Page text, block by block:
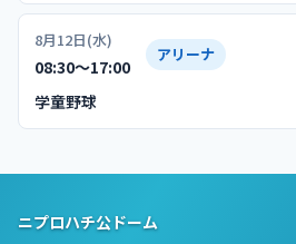
8月12日(水)
08:30〜17:00
アリーナ
学童野球
ニプロハチ公ドーム